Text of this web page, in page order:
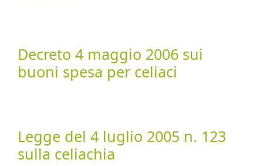
Decreto 4 maggio 2006 sui
buoni spesa per celiaci
Legge del 4 luglio 2005 n. 123
sulla celiachia